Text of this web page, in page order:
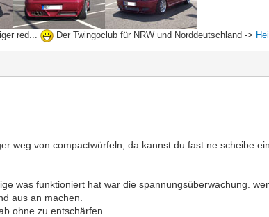
red... Der Twingoclub für NRW und Norddeutschland ->
weg von compactwürfeln, da kannst du fast ne scheibe
was funktioniert hat war die spannungsüberwachung.
aus an machen.
ohne zu entschärfen.